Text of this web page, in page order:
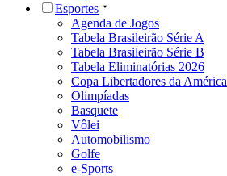
Esportes
Agenda de Jogos
Tabela Brasileirão Série A
Tabela Brasileirão Série B
Tabela Eliminatórias 2026
Copa Libertadores da América
Olimpíadas
Basquete
Vôlei
Automobilismo
Golfe
e-Sports